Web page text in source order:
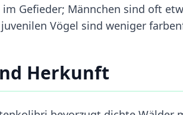
Gefieder; Männchen sind oft
Vögel sind weniger
Herkunft